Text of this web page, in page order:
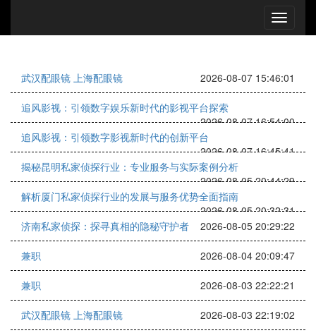
武汉配眼镜 上海配眼镜 2026-08-07 15:46:01
追风影视：引领数字娱乐新时代的影视平台探索
2026-08-07 16:54:00
追风影视：引领数字影视新时代的创新平台
2026-08-07 16:45:41
揭秘昆明私家侦探行业：专业服务与实际案例分析
2026-08-05 20:44:29
解析厦门私家侦探行业的发展与服务优势全面指南
2026-08-05 20:32:31
济南私家侦探：探寻真相的隐秘守护者
2026-08-05 20:29:22
兼职 2026-08-04 20:09:47
兼职 2026-08-03 22:22:21
武汉配眼镜 上海配眼镜 2026-08-03 22:19:02